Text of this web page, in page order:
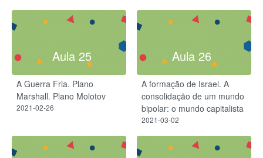
Aula 25
A Guerra Fria. Plano
Marshall. Plano Molotov
2021-02-26
Aula 26
A formação de Israel. A
consolidação de um mundo
bipolar: o mundo capitalista
2021-03-02